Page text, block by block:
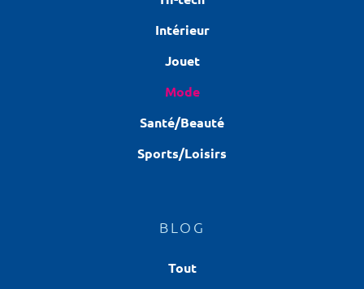
Intérieur
Jouet
Mode
Santé/Beauté
Sports/Loisirs
BLOG
Tout